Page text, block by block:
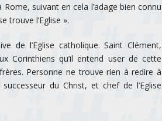
suivant en cela l’adage bien connu
trouve l’Eglise ».
de l’Eglise catholique. Saint Clément,
Corinthiens qu’il entend user de cette
Personne ne trouve rien à redire à
du Christ, et chef de l’Eglise